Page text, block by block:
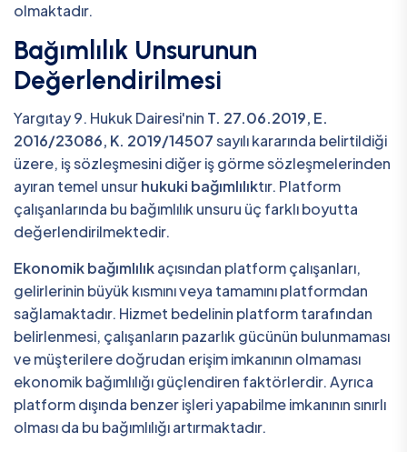
olmaktadır.
Bağımlılık Unsurunun
Değerlendirilmesi
Yargıtay 9. Hukuk Dairesi'nin T. 27.06.2019, E.
2016/23086, K. 2019/14507sayılı kararında belirtildiği
üzere, iş sözleşmesini diğer iş görme sözleşmelerinden
ayıran temel unsurhukuki bağımlılıktır. Platform
çalışanlarında bu bağımlılık unsuru üç farklı boyutta
değerlendirilmektedir.
Ekonomik bağımlılıkaçısından platform çalışanları,
gelirlerinin büyük kısmını veya tamamını platformdan
sağlamaktadır. Hizmet bedelinin platform tarafından
belirlenmesi, çalışanların pazarlık gücünün bulunmaması
ve müşterilere doğrudan erişim imkanının olmaması
ekonomik bağımlılığı güçlendiren faktörlerdir. Ayrıca
platform dışında benzer işleri yapabilme imkanının sınırlı
olması da bu bağımlılığı artırmaktadır.